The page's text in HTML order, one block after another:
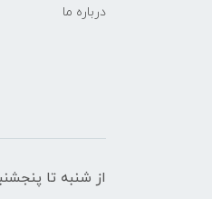
درباره ما
از شنبه تا پنجشنبه، از ساعت 9 صبح